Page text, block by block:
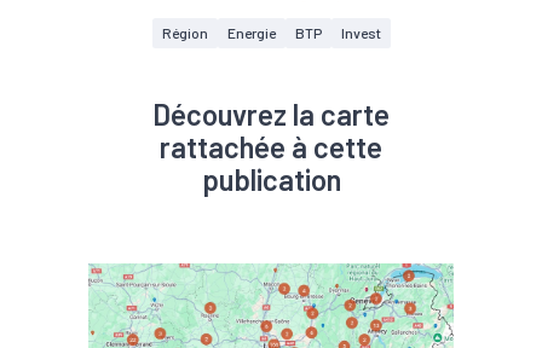
Région Energie BTP Invest
Découvrez la carte
rattachée à cette
publication